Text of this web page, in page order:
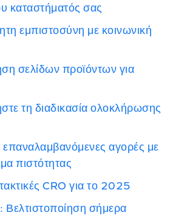
καταστήματός σας
εμπιστοσύνη με κοινωνική
σελίδων προϊόντων για
τη διαδικασία ολοκλήρωσης
αγορές με
πιστότητας
CRO για το 2025
σήμερα